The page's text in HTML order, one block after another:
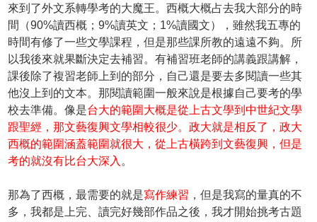
來到了外文系轉學考的大魔王。西概大概占去我大部分的時
間（90%讀西概；9%讀英文；1%讀國文），雖然我五專的
時間有修了一些文學課程，但是那些課所教的遠遠不夠。所
以我後來就果斷決定去補習。有補習班老師的講義跟講解，
課後除了複習老師上到的部分，自己還是要去多閱讀一些其
他沒上到的文本。那閱讀範圍一般來說是根據自己要考的學
校去準備。像是台大的範圍大概是從上古文學到中世紀文學
跟聖經，那文藝復興文學相較很少。政大就是相反了，政大
西概的範圍涵蓋範圍就很大，從上古橫跨到文藝復興，但是
考的就沒有比台大深入 。
那為了西概，最需要的就是寫作練習 ，但是我寫的量真的不
多，我都是上完、讀完好幾部作品之後，我才開始挑考古題